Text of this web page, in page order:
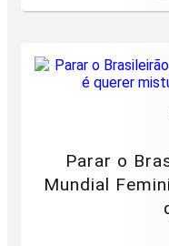
Parar o
Mundial